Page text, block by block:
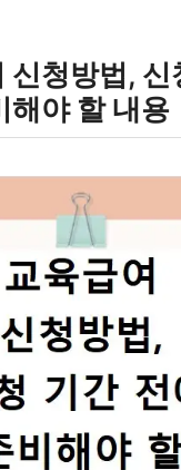
신청방법, 신
해야 할 내용